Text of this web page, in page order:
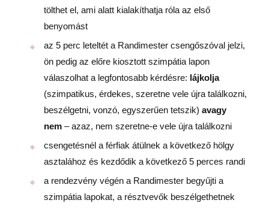
tölthet el, ami alatt kialakíthatja róla az első
benyomást
az 5 perc leteltét a Randimester csengőszóval jelzi,
ön pedig az előre kiosztott szimpátia lapon
válaszolhat a legfontosabb kérdésre: lájkolja
(szimpatikus, érdekes, szeretne vele újra találkozni,
beszélgetni, vonzó, egyszerűen tetszik) avagy
nem – azaz, nem szeretne-e vele újra találkozni
csengetésnél a férfiak átülnek a következő hölgy
asztalához és kezdődik a következő 5 perces randi
a rendezvény végén a Randimester begyűjti a
szimpátia lapokat, a résztvevők beszélgethetnek